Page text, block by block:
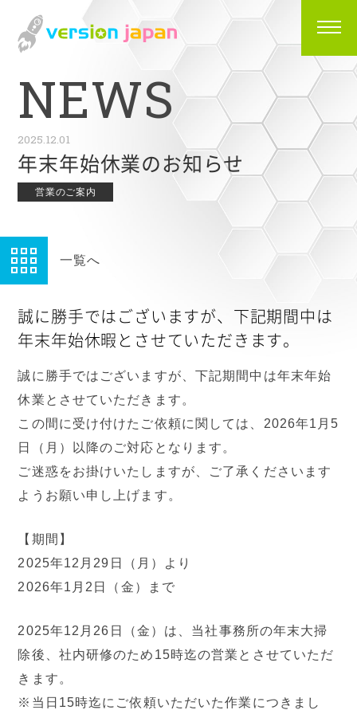
NEWS
2025.12.01
年末年始休業のお知らせ
営業のご案内
一覧へ
誠に勝手ではございますが、下記期間中は
年末年始休暇とさせていただきます。
誠に勝手ではございますが、下記期間中は年末年始
休業とさせていただきます。
この間に受け付けたご依頼に関しては、2026年1月5
日（月）以降のご対応となります。
ご迷惑をお掛けいたしますが、ご了承くださいます
ようお願い申し上げます。
【期間】
2025年12月29日（月）より
2026年1月2日（金）まで
2025年12月26日（金）は、当社事務所の年末大掃
除後、社内研修のため15時迄の営業とさせていただ
きます。
※当日15時迄にご依頼いただいた作業につきまし